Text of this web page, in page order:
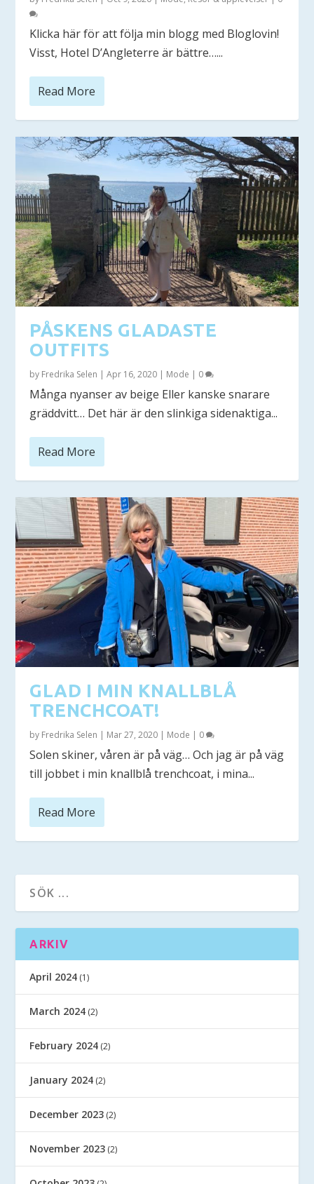
Klicka här för att följa min blogg med Bloglovin!
Visst, Hotel D’Angleterre är bättre…...
Read More
PÅSKENS GLADASTE
OUTFITS
by Fredrika Selen |Apr 16, 2020 | Mode | 0
Många nyanser av beige Eller kanske snarare
gräddvitt… Det här är den slinkiga sidenaktiga...
Read More
GLAD I MIN KNALLBLÅ
TRENCHCOAT!
by Fredrika Selen | Mar 27, 2020 | Mode | 0
Solen skiner, våren är på väg… Och jag är på väg
till jobbet i min knallblå trenchcoat, i mina...
Read More
ARKIV
April 2024 (1)
March 2024 (2)
February 2024 (2)
January 2024 (2)
December 2023 (2)
November 2023 (2)